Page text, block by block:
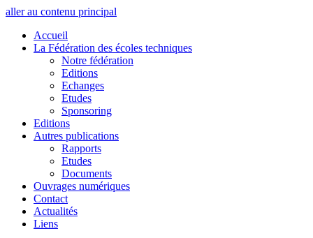
aller au contenu principal
Accueil
La Fédération des écoles techniques
Notre fédération
Editions
Echanges
Etudes
Sponsoring
Editions
Autres publications
Rapports
Etudes
Documents
Ouvrages numériques
Contact
Actualités
Liens